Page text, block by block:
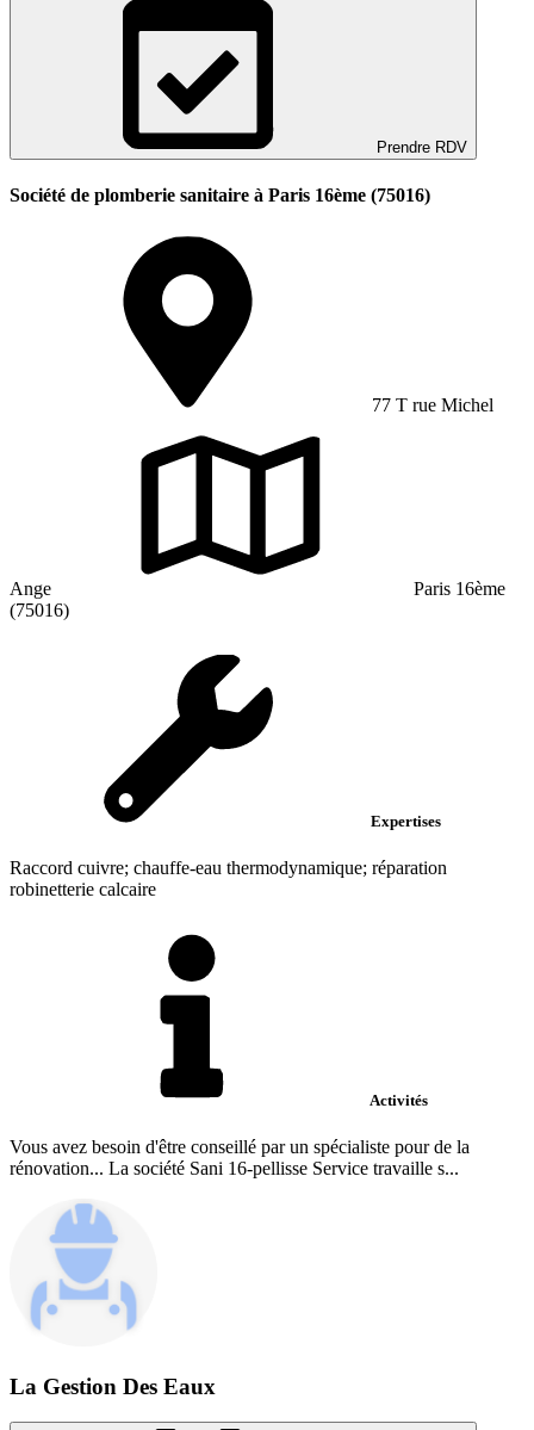
Prendre RDV
Société de plomberie sanitaire à Paris 16ème (75016)
77 T rue Michel
Ange
Paris 16ème
(75016)
Expertises
Raccord cuivre; chauffe-eau thermodynamique; réparation
robinetterie calcaire
Activités
Vous avez besoin d'être conseillé par un spécialiste pour de la
rénovation... La société Sani 16-pellisse Service travaille s...
La Gestion Des Eaux